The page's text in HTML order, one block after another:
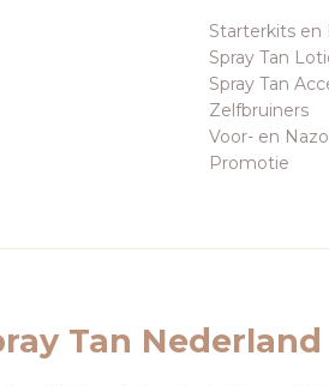
Starterkits en
Spray Tan
Spray Tan
Zelfbruiners
Voor- en
Promotie
Tan Nederland